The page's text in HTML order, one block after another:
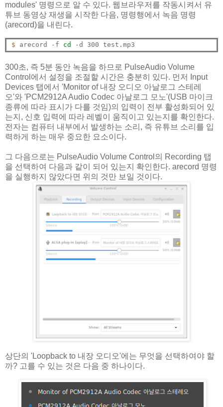
modules' 명령으로 알 수 있다. 웹브라우저를 작동시켜서 유
튜브 동영상 재생을 시작한 다음, 명령행에서 녹음 명령
(arecord)을 내린다.
$ arecord -f cd
300초, 즉 5분 동안 녹음을 하므로 PulseAudio Volume
Control에서 설정을 조절할 시간은 충분히 있다. 먼저 Input
Devices 탭에서 'Monitor of 내장 오디오 아날로그 스테레
오'와 'PCM2912A Audio Codec 아날로그 모노'(USB 마이크
종류에 따라 표시가 다를 것임)의 입력이 전부 활성화되어 있
는지, 신호 입력에 따라 레벨이 움직이고 있는지를 확인한다.
전자는 컴퓨터 내부에서 발생하는 소리, 즉 유튜브 소리를 입
력하게 하는 매우 중요한 요소이다.
그 다음으로는 PulseAudio Volume Control의 Recording 탭
을 선택하여 다음과 같이 되어 있는지 확인한다. arecord 명령
을 실행하지 않았다면 위의 것만 보일 것이다.
상단의 'Loopback to 내장 오디오'에는 무엇을 선택하여야 할
까? 고를 수 있는 것은 다음 중 하나이다.